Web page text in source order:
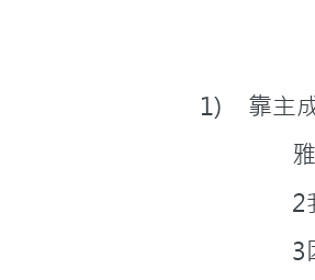
1)    靠主